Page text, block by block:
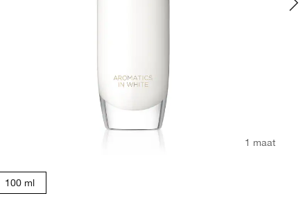
1 maat
100 ml